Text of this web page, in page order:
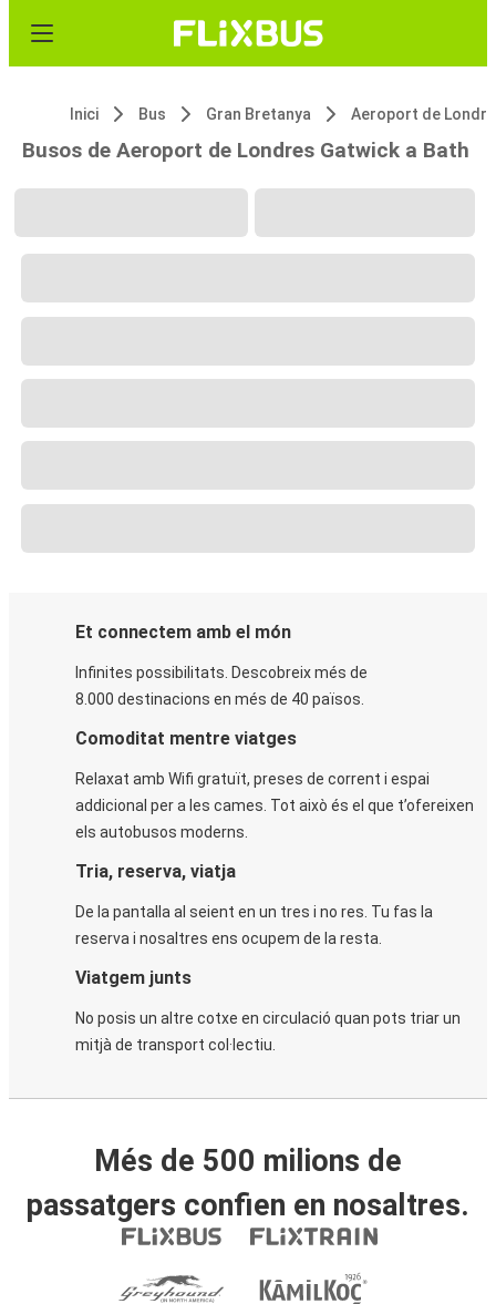
Inici Bus Gran Bretanya
Busos de Aeroport de Londres Gatwick a Bath
Et connectem amb el món
Infinites possibilitats. Descobreix més de
8.000 destinacions en més de 40 països.
Comoditat mentre viatges
Relaxat amb Wifi gratuït, preses de corrent i espai
addicional per a les cames. Tot això és el que t’ofereixen
els autobusos moderns.
Tria, reserva, viatja
De la pantalla al seient en un tres i no res. Tu fas la
reserva i nosaltres ens ocupem de la resta.
Viatgem junts
No posis un altre cotxe en circulació quan pots triar un
mitjà de transport col·lectiu.
Més de 500 milions de
passatgers confien en nosaltres.